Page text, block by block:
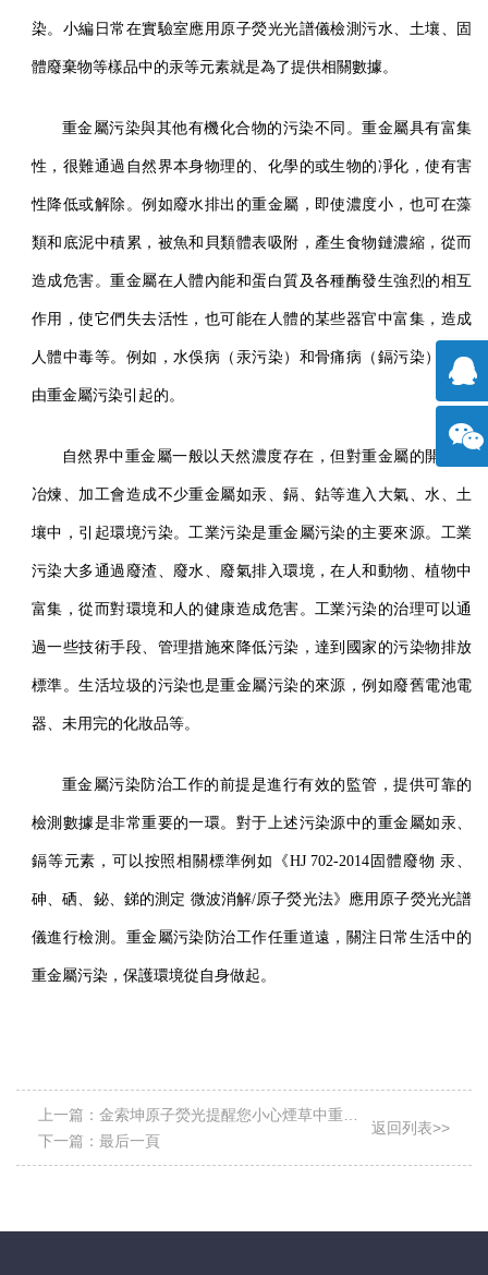
染。小編日常在實驗室應用原子熒光光譜儀檢測污水、土壤、固
體廢棄物等樣品中的汞等元素就是為了提供相關數據。
重金屬污染與其他有機化合物的污染不同。重金屬具有富集
性，很難通過自然界本身物理的、化學的或生物的凈化，使有害
性降低或解除。例如廢水排出的重金屬，即使濃度小，也可在藻
類和底泥中積累，被魚和貝類體表吸附，產生食物鏈濃縮，從而
造成危害。重金屬在人體內能和蛋白質及各種酶發生強烈的相互
作用，使它們失去活性，也可能在人體的某些器官中富集，造成
人體中毒等。例如，水俁病（汞污染）和骨痛病（鎘污染）都是
由重金屬污染引起的。
自然界中重金屬一般以天然濃度存在，但對重金屬的開采、
冶煉、加工會造成不少重金屬如汞、鎘、鈷等進入大氣、水、土
壤中，引起環境污染。工業污染是重金屬污染的主要來源。工業
污染大多通過廢渣、廢水、廢氣排入環境，在人和動物、植物中
富集，從而對環境和人的健康造成危害。工業污染的治理可以通
過一些技術手段、管理措施來降低污染，達到國家的污染物排放
標準。生活垃圾的污染也是重金屬污染的來源，例如廢舊電池電
器、未用完的化妝品等。
重金屬污染防治工作的前提是進行有效的監管，提供可靠的
檢測數據是非常重要的一環。對于上述污染源中的重金屬如汞、
鎘等元素，可以按照相關標準例如《HJ 702-2014 固體廢物 汞、
砷、硒、鉍、銻的測定 微波消解/原子熒光法》應用原子熒光光譜
儀進行檢測。重金屬污染防治工作任重道遠，關注日常生活中的
重金屬污染，保護環境從自身做起。
上一篇： 金索坤原子熒光提醒您小心煙草中重金
屬中毒隱患
下一篇： 最后一頁
返回列表>>
擊咨
詢
方微